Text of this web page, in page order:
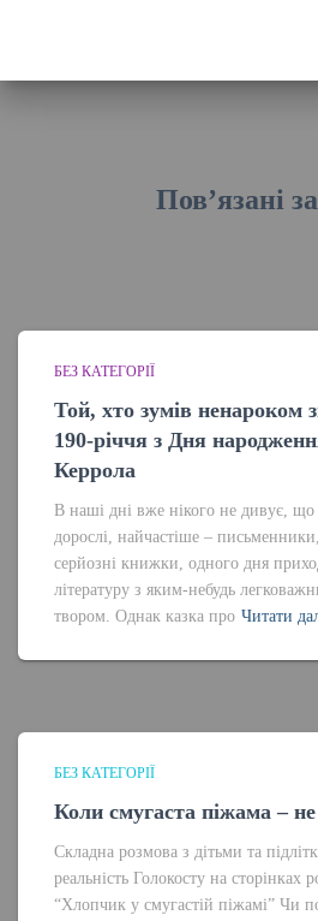
Пов’язані
БЕЗ КАТЕГОРІЇ
Той, хто зумів ненароком
190-річчя з Дня
Керрола
В наші дні вже нікого не дивує, що
дорослі, найчастіше –
серйозні книжки, одного дня
літературу з яким-небудь
твором. Однак казка про Читати
БЕЗ КАТЕГОРІЇ
Коли смугаста піжама –
Складна розмова з дітьми та
реальність Голокосту на
“Хлопчик у смугастій піжамі” Чи